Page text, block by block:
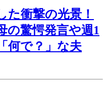
た衝撃の光景！
の驚愕発言や週1
何で？」な夫